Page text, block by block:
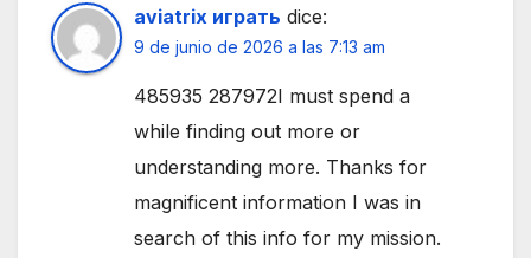
aviatrix играть dice:
9 de junio de 2026 a las 7:13 am
485935 287972I must spend a
while finding out more or
understanding more. Thanks for
magnificent information I was in
search of this info for my mission.